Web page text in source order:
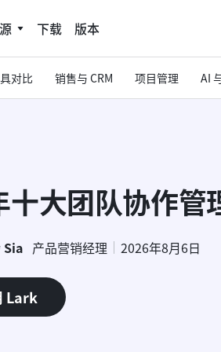
下载 版本
对比 销售与 CRM 项目管理 AI
大团队协作管
产品营销经理 2026年8月6日
Lark